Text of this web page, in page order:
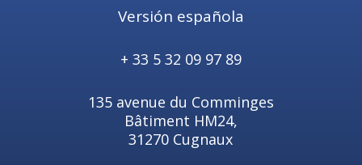
Versión española
+ 33 5 32 09 97 89
135 avenue du Comminges
Bâtiment HM24,
31270 Cugnaux